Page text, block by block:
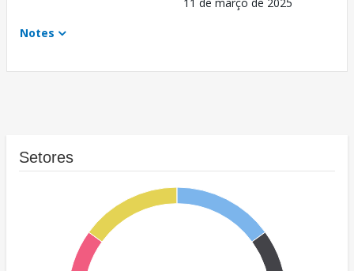
11 de março de 2025
Notes
Setores